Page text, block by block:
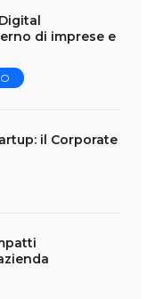
di imprese e
il Corporate